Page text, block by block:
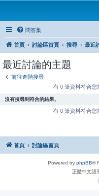
問答集
首頁 討論區首頁 搜尋 最近
最近討論的主題
前往進階搜尋
有 0 筆資料符合您
沒有搜尋到符合的結果。
有 0 筆資料符合您
首頁 討論區首頁
Powered by phpBB®
正體中文語